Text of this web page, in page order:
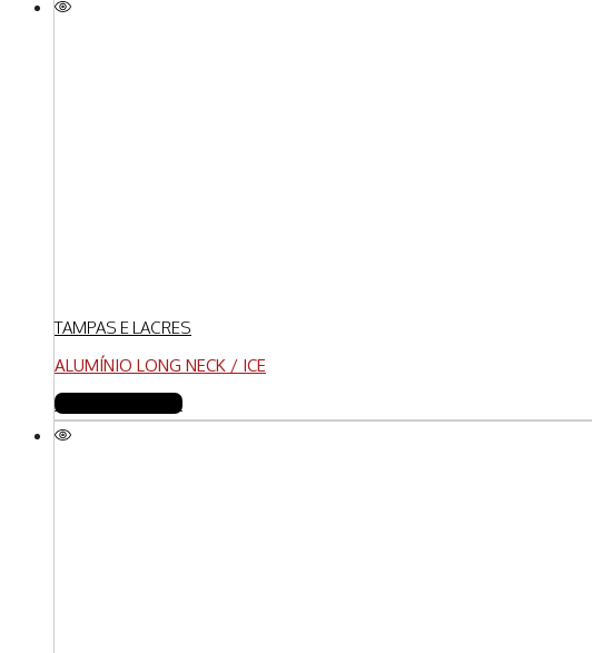
TAMPAS E LACRES
ALUMÍNIO LONG NECK / ICE
FAZER COTAÇÃO